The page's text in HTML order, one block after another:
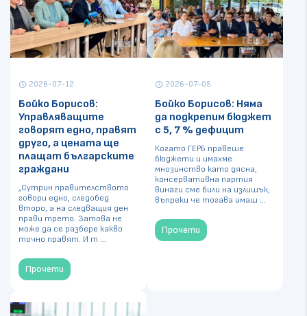
schedule 2026-07-12
Бойко Борисов:
Управляващите
говорят едно, правят
друго, а цената ще
плащат българските
граждани
„Сутрин правителството
говори едно, следобед
второ, а на следващия ден
прави трето. Затова не
може да се разбере какво
точно правят. И т ...
Прочети
schedule 2026-07-05
Бойко Борисов: Няма
да подкрепим бюджет
с 5, 7 % дефицит
Когато ГЕРБ правеше
бюджети и имахме
мнозинство като дясна,
консервативна партия
винаги сме били на излишък,
въпреки че тогава имаш ...
Прочети